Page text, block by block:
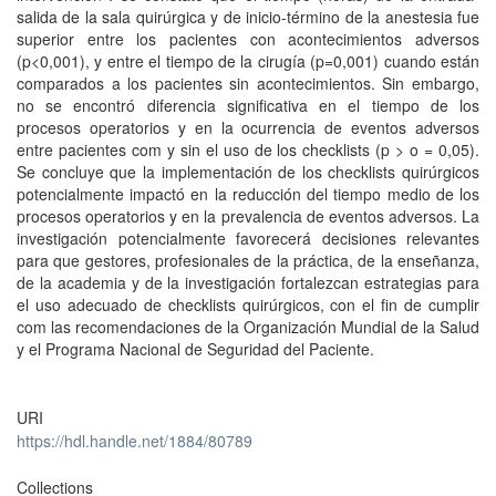
salida de la sala quirúrgica y de inicio-término de la anestesia fue
superior entre los pacientes con acontecimientos adversos
(p<0,001), y entre el tiempo de la cirugía (p=0,001) cuando están
comparados a los pacientes sin acontecimientos. Sin embargo,
no se encontró diferencia significativa en el tiempo de los
procesos operatorios y en la ocurrencia de eventos adversos
entre pacientes com y sin el uso de los checklists (p > o = 0,05).
Se concluye que la implementación de los checklists quirúrgicos
potencialmente impactó en la reducción del tiempo medio de los
procesos operatorios y en la prevalencia de eventos adversos. La
investigación potencialmente favorecerá decisiones relevantes
para que gestores, profesionales de la práctica, de la enseñanza,
de la academia y de la investigación fortalezcan estrategias para
el uso adecuado de checklists quirúrgicos, con el fin de cumplir
com las recomendaciones de la Organización Mundial de la Salud
y el Programa Nacional de Seguridad del Paciente.
URI
https://hdl.handle.net/1884/80789
Collections